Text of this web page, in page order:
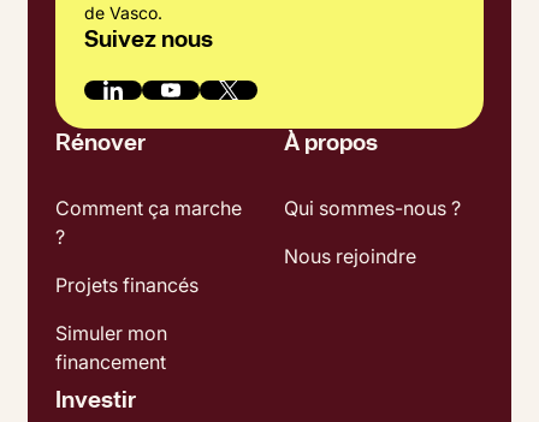
de Vasco.
Suivez nous
Rénover
Comment ça marche
?
Projets financés
Simuler mon
financement
Investir
À propos
Qui sommes-nous ?
Nous rejoindre